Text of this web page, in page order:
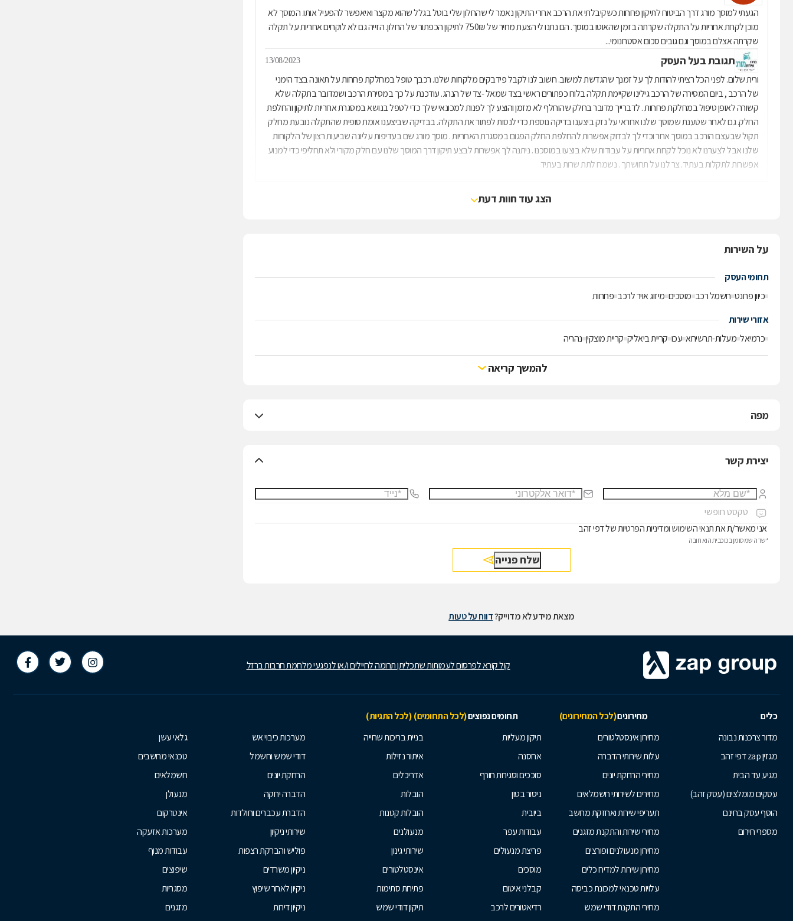
הגעתי למוסך מורג דרך הביטוח לתיקון פחחות כשקיבלתי את הרכב אחרי התיקון נאמר לי שהחלון שלי בוטל בגלל שהוא מקצר ואיאפשר להפעיל אותו. המוסך לא
מוכן לקחת אחריות על התקלה שקרתה בזמן שהאוטו במוסך. הם נתנו לי הצעת מחיר של 750₪ לתיקון הכפתור של החלון. הזייה גם לא לוקחים אחריות על תקלה
שקרתה אצלם במוסך וגם גובים סכום אסטרונומי...
תגובת בעל העסק 13/08/2023
ורית שלום. לפני הכל רציתי להודות לך על זמנך שהגדשת למשוב. חשוב לנו לקבל פידבקים מלקחות שלנו. רכבך טופל במחלקת פחחות על תאונה בצד הימני
של הרכב , ביום המסירה של הרכב גילינו שקיימת תקלה בלוח כפתורים ראשי בצד שמאל -צד של הנהג. עודכנת על כך במסירת הרכב ושמדובר בתקלה שלא
קשורה לאופן טיפול במחלקת פחחות . לדברייך מדובר בחלק שהוחלף לא מזמן והוצע לך לפנות למכונאי שלך כדי לטפל בנושא במסגרת אחריות לתיקון והחלפת
החלק. גם לאחר שטענת שמוסך שלנו אחראי על נזק ביצענו בדיקה נוספת כדי לנסות לפתור את התקלה. בבדיקה שביצענו אומת סופית שהתקלה נובעת מחלק
תקול שבעצם הורכב במוסך אחר וכדי לך לבדוק אפשרות להחלפת החלק הפגום במסגרת האחריות . מוסך מורג שם בעדיפות עליונה שביעות רצון של הלקוחות
שלנו אבל לצערנו לא נוכל לקחת אחריות על עבודות שלא בוצעו במוסכנו . ניתנה לך אפשרות לבצע תיקון דרך המוסך שלנו עם חלק מקורי ולא תחליפי כדי למנוע
אפשרות לתקלות בעתיד. צר לנו על תחושתך . נשמח לתת שרות בעתיד
הצג עוד חוות דעת
על השירות
תחומי העסק
כיוון פרונט חשמל רכב מוסכים מיזוג אויר לרכב פחחות
אזורי שירות
כרמיאל מעלות-תרשיחא עכו קריית ביאליק קריית מוצקין נהריה
להמשך קריאה
מפה
יצירת קשר
אני מאשר/ת אתתנאי השימושומדיניות הפרטיותשל דפי זהב
*שדה שמסומן בכוכבית הוא חובה
מצאת מידע לא מדוייק?דווח על טעות
קול קורא לפרסום לעמותות שתכליתן תרומה לחיילים ו/או לנפגעי מלחמת חרבות ברזל
כלים מחירונים(לכל המחירונים) תחומים נפוצים(לכל התחומים) (לכל התגיות)
מדור צרכנות נבונה
מגזין zap דפי זהב
מגיע עד הבית
עסקים מומלצים (עסק זהב)
הוסף עסק בחינם
מספרי חירום
מחירון אינסטלטורים
עלות שירותי הדברה
מחירי הרחקת יונים
מחירים לשירותי חשמלאים
תעריפי שירות ואחזקת מחשב
מחירי שירות והתקנת מזגנים
מחירון מנעולנים ופורצים
מחירון שירות למדיח כלים
עלויות טכנאי למכונת כביסה
מחירי התקנת דודי שמש
תיקון מעליות
אחסנה
סוככים וסגירות חורף
ניסור בטון
ביובית
עבודות עפר
פריצת מנעולים
מוסכים
קבלני איטום
רדיאטורים לרכב
בניית בריכות שחייה
איתור נזילות
אדריכלים
הובלות
הובלות קטנות
מנעולנים
שירותי גינון
אינסטלטורים
פתיחת סתימות
תיקון דודי שמש
מערכות כיבוי אש
דודי שמש וחשמל
הרחקת יונים
הדברה ירוקה
הדברת עכברים וחולדות
שירותי ניקיון
פוליש והברקת רצפות
ניקיון משרדים
ניקיון לאחר שיפוץ
ניקיון דירות
גלאי עשן
טכנאי מחשבים
חשמלאים
מנעולן
אינטרקום
מערכות אזעקה
עבודות מנוף
שיפוצים
מסגריות
מזגנים